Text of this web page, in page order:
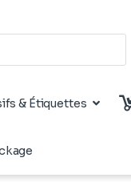
& Étiquettes